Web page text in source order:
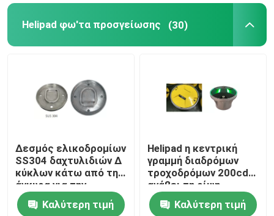
τιμή");'> Καλύτερη
Helipad φω'τα προσγείωσης (30)
Δεσμός ελικοδρομίων
SS304 δαχτυλιδιών Δ
κύκλων κάτω από την
άγκυρα για την
προσγείωση
ελικοπτέρων
Καλύτερη τιμή
Helipad η κεντρική
γραμμή διαδρόμων
τροχοδρόμων 200cd
ανάβει τη ρίψη
αλουμινίου
Καλύτερη τιμή